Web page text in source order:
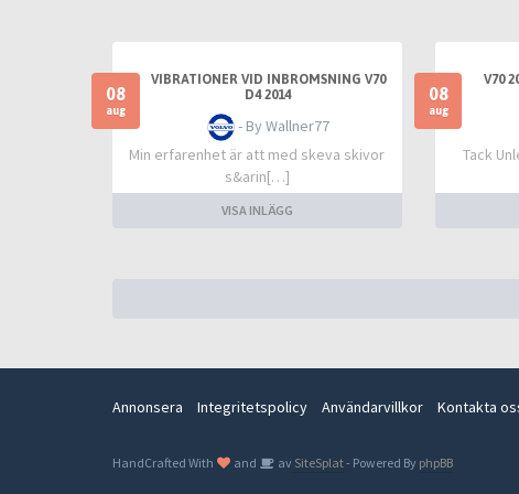
08
aug
VIBRATIONER VID INBROMSNING V70
D4 2014
- By Wallner77
Min erfarenhet är att med skeva skivor
s&arin[…]
VISA INLÄGG
08
aug
V70
Tack
Annonsera Integritetspolicy Användarvillkor Kontakta
HandCrafted With and av SiteSplat- Powered By phpBB